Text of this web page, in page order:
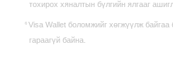
тохирох хяналтын бүлгийн ялгааг
Visa Wallet боломжийг хөгжүүлж байгаа
гараагүй байна.